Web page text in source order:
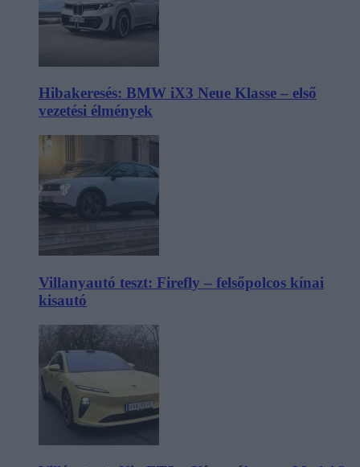
Hibakeresés: BMW iX3 Neue Klasse – első
vezetési élmények
Villanyautó teszt: Firefly – felsőpolcos kínai
kisautó